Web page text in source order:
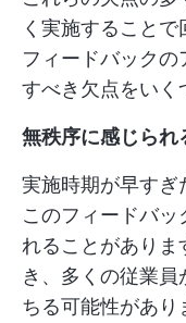
く実施すること
フィードバック
すべき欠点をいく
無秩序に感じられ
実施時期が早すぎ
このフィードバッ
れることがありま
き、多くの従業
ちる可能性があり